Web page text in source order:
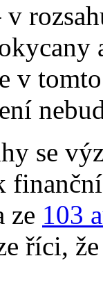
v
se
ze 103
říci,